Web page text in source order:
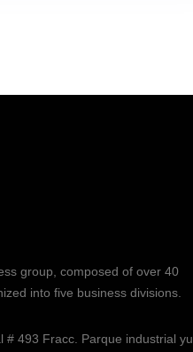
group, composed of over 40
into five business divisions.
# 493 Fracc. Parque industrial